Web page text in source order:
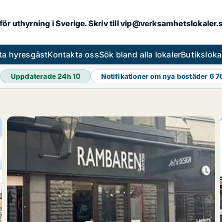
uthyrning i Sverige. Skriv till
hyresgästKontakta ossSök bland alla lokaler
Uppdaterade 24h10 Notifikationer om nya bostäder 6